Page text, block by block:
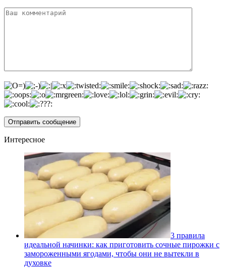
Интересное
3 правила
идеальной начинки: как приготовить сочные пирожки с
замороженными ягодами, чтобы они не вытекли в
духовке